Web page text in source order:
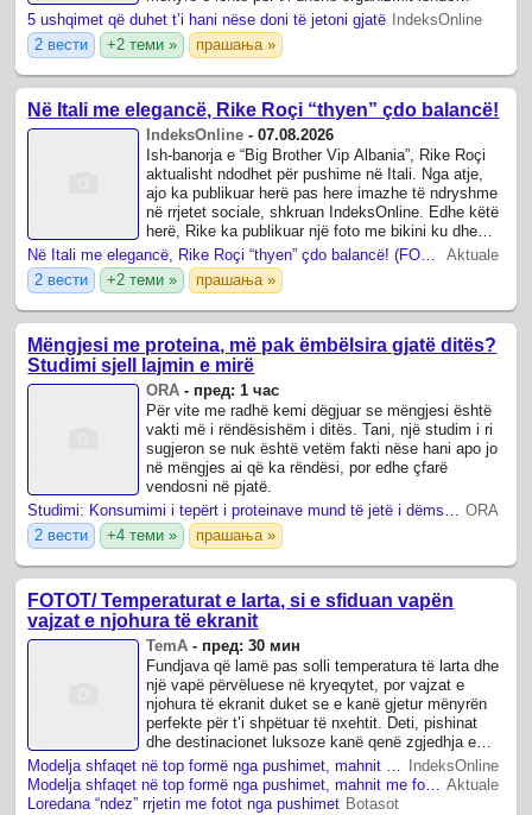
ushqyese që mbështesin shëndetin ...
5 ushqimet që duhet t’i hani nëse doni të jetoni gjatë IndeksOnline
2 вести
+2 теми » прашања »
Në Itali me elegancë, Rike Roçi “thyen” çdo balancë!
IndeksOnline -07.08.2026
Ish-banorja e “Big Brother Vip Albania”, Rike Roçi
aktualisht ndodhet për pushime në Itali. Nga atje,
ajo ka publikuar herë pas here imazhe të ndryshme
në rrjetet sociale, shkruan IndeksOnline. Edhe këtë
herë, Rike ka publikuar një foto me bikini ku dhe
duket në formë të mirë ...
Aktuale
2 вести
+2 теми » прашања »
Mëngjesi me proteina, më pak ëmbëlsira gjatë ditës?
Studimi sjell lajmin e mirë
ORA - пред: 1 час
Për vite me radhë kemi dëgjuar se mëngjesi është
vakti më i rëndësishëm i ditës. Tani, një studim i ri
sugjeron se nuk është vetëm fakti nëse hani apo jo
në mëngjes ai që ka rëndësi, por edhe çfarë
vendosni në pjatë.
Studimi: Konsumimi i tepërt i proteinave mund të jetë i dëmshëm për të rriturit që nuk ushtrohen ORA
2 вести
+4 теми » прашања »
FOTOT/ Temperaturat e larta, si e sfiduan vapën
vajzat e njohura të ekranit
TemA - пред: 30 мин
Fundjava që lamë pas solli temperatura të larta dhe
një vapë përvëluese në kryeqytet, por vajzat e
njohura të ekranit duket se e kanë gjetur mënyrën
perfekte për t’i shpëtuar të nxehtit. Deti, pishinat
dhe destinacionet luksoze kanë qenë zgjedhja e
preferuar e shumë prej tyre, ...
Modelja shfaqet në top formë nga pushimet, mahnit me fotot nga bregdeti
IndeksOnline
Modelja shfaqet në top formë nga pushimet, mahnit me fotot nga bregdeti Aktuale
Loredana “ndez” rrjetin me fotot nga pushimet Botasot